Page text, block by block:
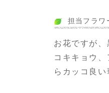
担当フラワ
お花ですが
コキキョウ
らカッコ良い